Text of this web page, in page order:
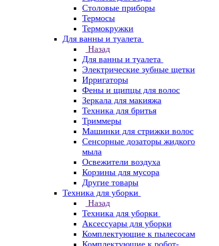
Столовые приборы
Термосы
Термокружки
Для ванны и туалета
Назад
Для ванны и туалета
Электрические зубные щетки
Ирригаторы
Фены и щипцы для волос
Зеркала для макияжа
Техника для бритья
Триммеры
Машинки для стрижки волос
Сенсорные дозаторы жидкого
мыла
Освежители воздуха
Корзины для мусора
Другие товары
Техника для уборки
Назад
Техника для уборки
Аксессуары для уборки
Комплектующие к пылесосам
Комплектующие к робот-